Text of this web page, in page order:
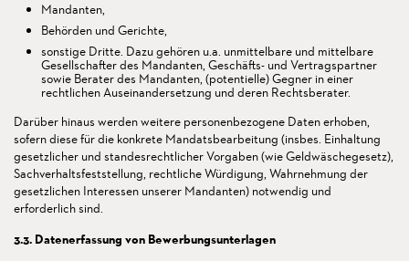
Mandanten,
Behörden und Gerichte,
sonstige Dritte. Dazu gehören u.a. unmittelbare und mittelbare
Gesellschafter des Mandanten, Geschäfts- und Vertragspartner
sowie Berater des Mandanten, (potentielle) Gegner in einer
rechtlichen Auseinandersetzung und deren Rechtsberater.
Darüber hinaus werden weitere personenbezogene Daten erhoben,
sofern diese für die konkrete Mandatsbearbeitung (insbes. Einhaltung
gesetzlicher und standesrechtlicher Vorgaben (wie Geldwäschegesetz),
Sachverhaltsfeststellung, rechtliche Würdigung, Wahrnehmung der
gesetzlichen Interessen unserer Mandanten) notwendig und
erforderlich sind.
3.3. Datenerfassung von Bewerbungsunterlagen